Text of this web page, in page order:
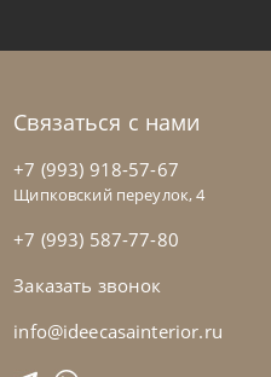
Franco Bianchini
Комод Cyg 2601 K Crystal
Связаться с нами
+7 (993) 918-57-67
Щипковский переулок, 4
+7 (993) 587-77-80
Заказать звонок
info@ideecasainterior.ru